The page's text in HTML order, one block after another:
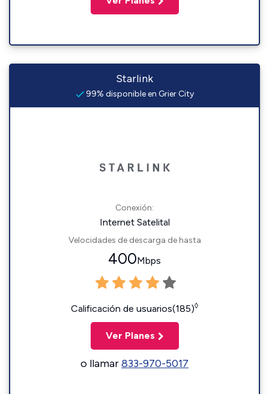
Starlink
99% disponible en Grier City
Conexión:
Internet Satelital
Velocidades de descarga de hasta
400Mbps
Calificación de usuarios(185)◊
Ver Planes
o llamar833-970-5017